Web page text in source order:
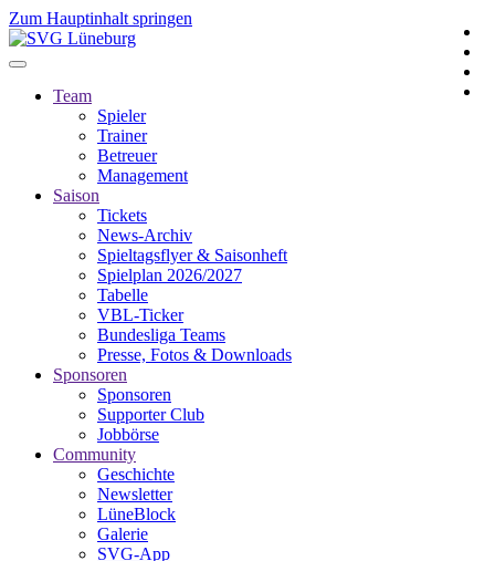
Zum Hauptinhalt springen
Team
Spieler
Trainer
Betreuer
Management
Saison
Tickets
News-Archiv
Spieltagsflyer & Saisonheft
Spielplan 2026/2027
Tabelle
VBL-Ticker
Bundesliga Teams
Presse, Fotos & Downloads
Sponsoren
Sponsoren
Supporter Club
Jobbörse
Community
Geschichte
Newsletter
LüneBlock
Galerie
SVG-App